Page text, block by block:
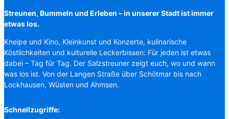
Streunen, Bummeln und Erleben – in unserer Stadt ist immer
etwas los.
Kneipe und Kino, Kleinkunst und Konzerte, kulinarische
Köstlichkeiten und kulturelle Leckerbissen: Für jeden ist etwas
dabei – Tag für Tag. Der Salzstreuner zeigt euch, wo und wann
was los ist. Von der Langen Straße über Schötmar bis nach
Lockhausen, Wüsten und Ahmsen.
Schnellzugriffe: